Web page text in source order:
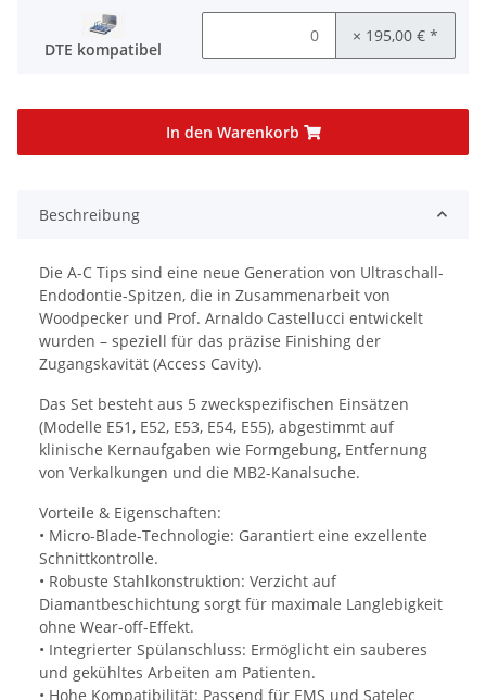
DTE kompatibel
× 195,00 € *
In den Warenkorb
Beschreibung
Die A-C Tips sind eine neue Generation von Ultraschall-
Endodontie-Spitzen, die in Zusammenarbeit von
Woodpecker und Prof. Arnaldo Castellucci entwickelt
wurden – speziell für das präzise Finishing der
Zugangskavität (Access Cavity).
Das Set besteht aus 5 zweckspezifischen Einsätzen
(Modelle E51, E52, E53, E54, E55), abgestimmt auf
klinische Kernaufgaben wie Formgebung, Entfernung
von Verkalkungen und die MB2-Kanalsuche.
Vorteile & Eigenschaften:
• Micro-Blade-Technologie: Garantiert eine exzellente
Schnittkontrolle.
• Robuste Stahlkonstruktion: Verzicht auf
Diamantbeschichtung sorgt für maximale Langlebigkeit
ohne Wear-off-Effekt.
• Integrierter Spülanschluss: Ermöglicht ein sauberes
und gekühltes Arbeiten am Patienten.
• Hohe Kompatibilität: Passend für EMS und Satelec